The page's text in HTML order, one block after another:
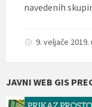
navedenih
9. veljače 2019.
JAVNI WEB GIS